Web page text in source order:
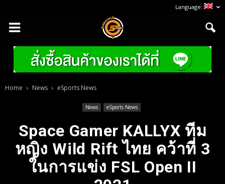
Language:
Home News eSports News
News eSports News
Space Gamer KALLYX ทีม
หญิง Wild Rift ไทย คว้าที่ 3
ในการแข่ง FSL Open II